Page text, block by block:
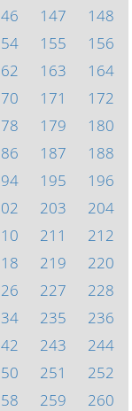
147
148
155
156
163
164
171
172
179
180
187
188
195
196
203
204
211
212
219
220
227
228
235
236
243
244
251
252
259
260